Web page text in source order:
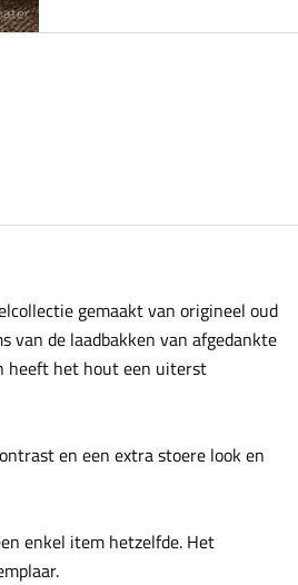
gemaakt van origineel oud
van de laadbakken van afgedankte
heeft het hout een uiterst
en een extra stoere look en
enkel item hetzelfde. Het